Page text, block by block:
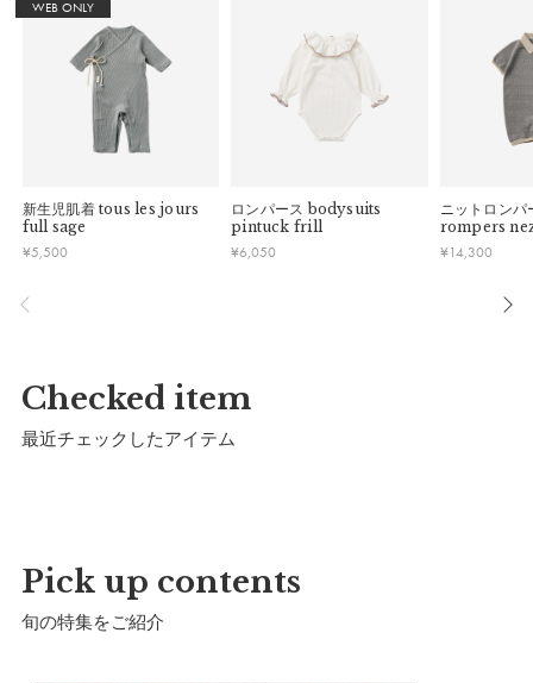
マールマールオリジナルパッケージでお届けいたし
サイズ
WEB ONLY
新生児肌着 tous les jours
full sage
¥5,500
ロンパース bodysuits
pintuck frill
¥6,050
ニットロンパ
rompers
¥14,300
Checked item
最近チェックしたアイテム
Pick up contents
旬の特集をご紹介